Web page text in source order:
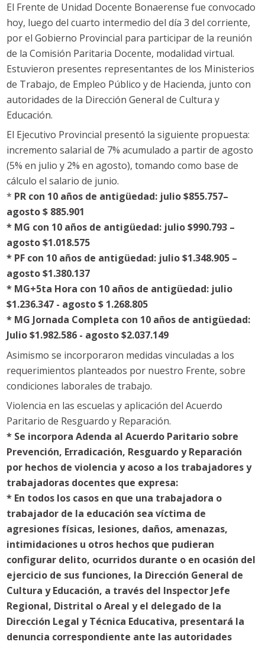
El Frente de Unidad Docente Bonaerense fue convocado
hoy, luego del cuarto intermedio del día 3 del corriente,
por el Gobierno Provincial para participar de la reunión
de la Comisión Paritaria Docente, modalidad virtual.
Estuvieron presentes representantes de los Ministerios
de Trabajo, de Empleo Público y de Hacienda, junto con
autoridades de la Dirección General de Cultura y
Educación.
El Ejecutivo Provincial presentó la siguiente propuesta:
incremento salarial de 7% acumulado a partir de agosto
(5% en julio y 2% en agosto), tomando como base de
cálculo el salario de junio.
* PR con 10 años de antigüedad: julio $855.757–
agosto $ 885.901
* MG con 10 años de antigüedad: julio $990.793 –
agosto $1.018.575
* PF con 10 años de antigüedad: julio $1.348.905 –
agosto $1.380.137
* MG+5ta Hora con 10 años de antigüedad: julio
$1.236.347 - agosto $ 1.268.805
* MG Jornada Completa con 10 años de antigüedad:
Julio $1.982.586 - agosto $2.037.149
Asimismo se incorporaron medidas vinculadas a los
requerimientos planteados por nuestro Frente, sobre
condiciones laborales de trabajo.
Violencia en las escuelas y aplicación del Acuerdo
Paritario de Resguardo y Reparación.
* Se incorpora Adenda al Acuerdo Paritario sobre
Prevención, Erradicación, Resguardo y Reparación
por hechos de violencia y acoso a los trabajadores y
trabajadoras docentes que expresa:
* En todos los casos en que una trabajadora o
trabajador de la educación sea víctima de
agresiones físicas, lesiones, daños, amenazas,
intimidaciones u otros hechos que pudieran
configurar delito, ocurridos durante o en ocasión del
ejercicio de sus funciones, la Dirección General de
Cultura y Educación, a través del Inspector Jefe
Regional, Distrital o Areal y el delegado de la
Dirección Legal y Técnica Educativa, presentará la
denuncia correspondiente ante las autoridades